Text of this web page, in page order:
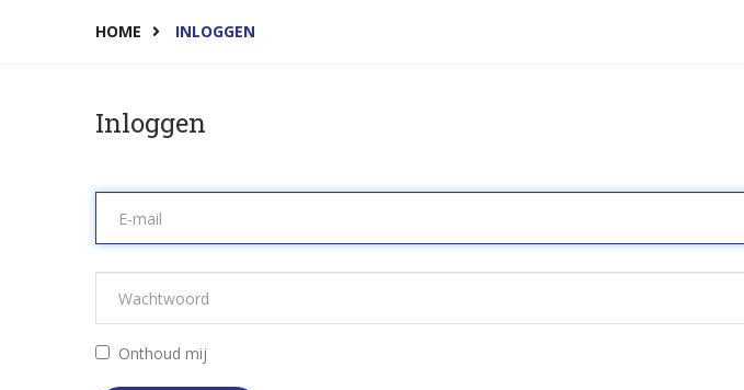
HOME INLOGGEN
Inloggen
Onthoud mij